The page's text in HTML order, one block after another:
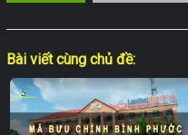
Bài viết cùng chủ đề: